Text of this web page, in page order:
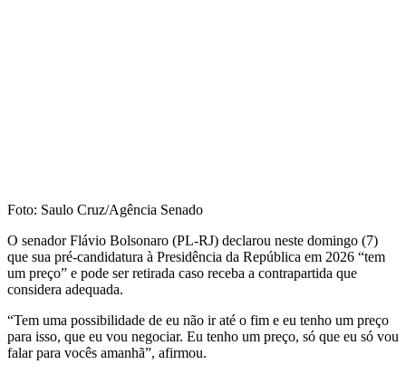
Foto: Saulo Cruz/Agência Senado
O senador Flávio Bolsonaro (PL-RJ) declarou neste domingo (7)
que sua pré-candidatura à Presidência da República em 2026 “tem
um preço” e pode ser retirada caso receba a contrapartida que
considera adequada.
“Tem uma possibilidade de eu não ir até o fim e eu tenho um preço
para isso, que eu vou negociar. Eu tenho um preço, só que eu só vou
falar para vocês amanhã”, afirmou.